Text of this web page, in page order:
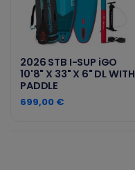
2026 STB I-SUP iGO
10'8" X 33" X 6" DL WITH
PADDLE
699,00 €